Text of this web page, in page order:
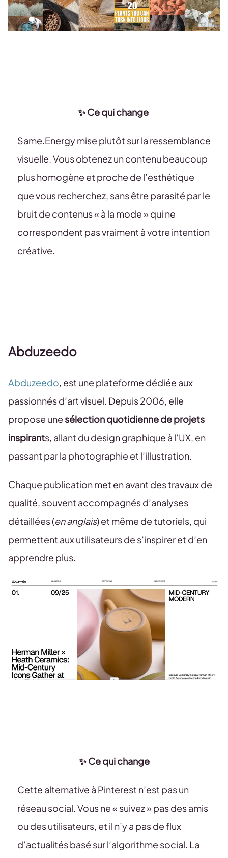
✨ Ce qui change
Same.Energy mise plutôt sur la ressemblance
visuelle. Vous obtenez un contenu beaucoup
plus homogène et proche de l’esthétique
que vous recherchez, sans être parasité par le
bruit de contenus « à la mode » qui ne
correspondent pas vraiment à votre intention
créative.
Abduzeedo
Abduzeedo, est une plateforme dédiée aux
passionnés d’art visuel. Depuis 2006, elle
propose une sélection quotidienne de projets
inspirants, allant du design graphique à l’UX, en
passant par la photographie et l’illustration.
Chaque publication met en avant des travaux de
qualité, souvent accompagnés d’analyses
détaillées (en anglais) et même de tutoriels, qui
permettent aux utilisateurs de s’inspirer et d’en
apprendre plus.
✨ Ce qui change
Cette alternative à Pinterest n’est pas un
réseau social. Vous ne « suivez » pas des amis
ou des utilisateurs, et il n’y a pas de flux
d’actualités basé sur l’algorithme social. La